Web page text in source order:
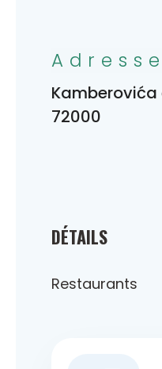
DÉTAILS
Restaurants
Adresse
Kamberovića
72000